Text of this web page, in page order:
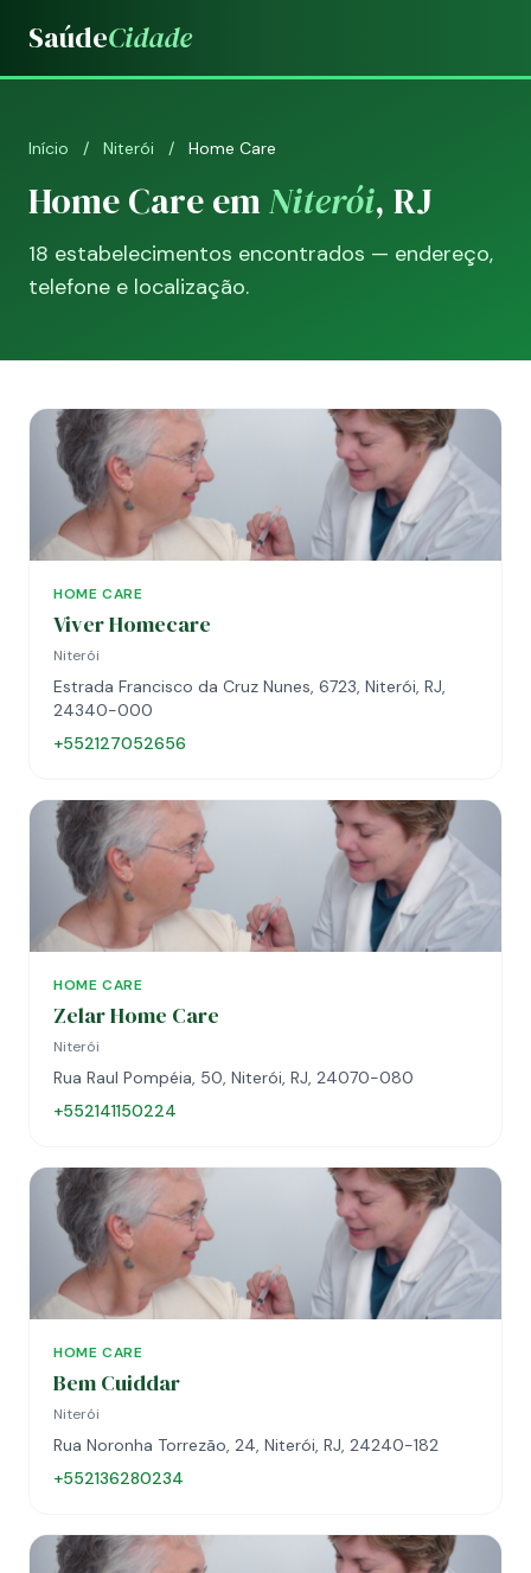
SaúdeCidade
Início / Niterói / Home Care
Home Care emNiterói, RJ
18 estabelecimentos encontrados — endereço,
telefone e localização.
HOME CARE
Viver Homecare
Niterói
Estrada Francisco da Cruz Nunes, 6723, Niterói, RJ,
24340-000
+552127052656
HOME CARE
Zelar Home Care
Niterói
Rua Raul Pompéia, 50, Niterói, RJ, 24070-080
+552141150224
HOME CARE
Bem Cuiddar
Niterói
Rua Noronha Torrezão, 24, Niterói, RJ, 24240-182
+552136280234